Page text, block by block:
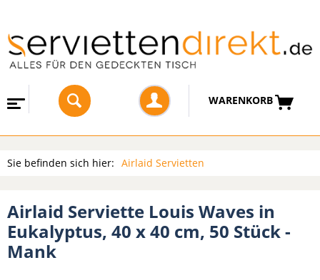
WARENKORB
Sie befinden sich hier: Airlaid Servietten
Airlaid Serviette Louis Waves in
Eukalyptus, 40 x 40 cm, 50 Stück -
Mank